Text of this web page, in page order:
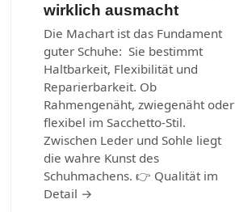
wirklich ausmacht
Die Machart ist das Fundament
guter Schuhe: Sie bestimmt
Haltbarkeit, Flexibilität und
Reparierbarkeit. Ob
Rahmengenäht, zwiegenäht oder
flexibel im Sacchetto-Stil.
Zwischen Leder und Sohle liegt
die wahre Kunst des
Schuhmachens. 👉 Qualität im
Detail →